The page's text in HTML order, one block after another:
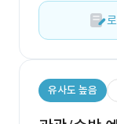
유사도 높음